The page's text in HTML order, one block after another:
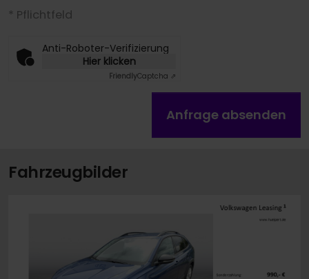
* Pflichtfeld
Anti-Roboter-Verifizierung
Hier klicken
FriendlyCaptcha ⇗
Anfrage absenden
Fahrzeugbilder